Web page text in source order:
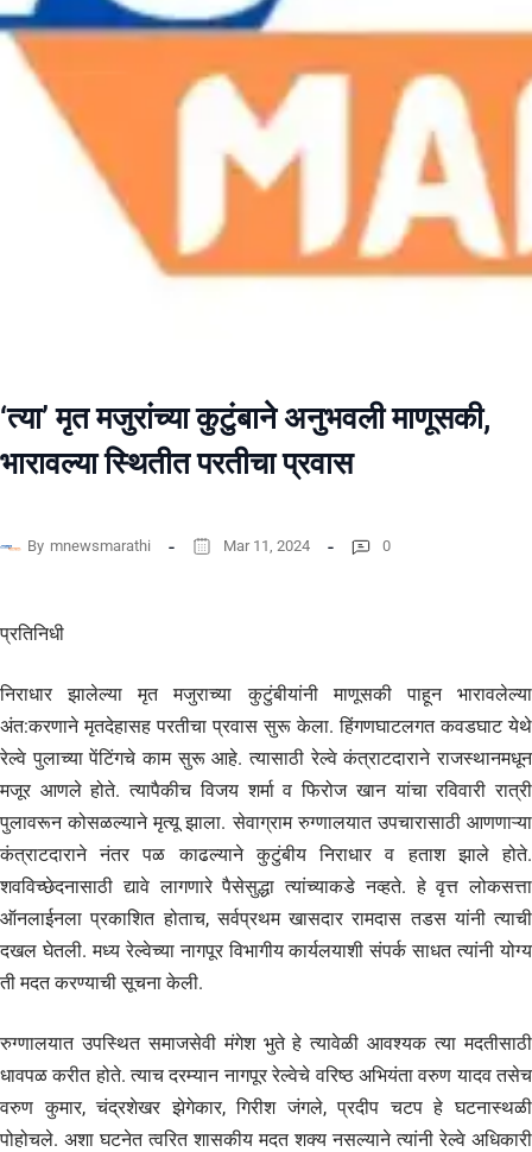
‘त्या’ मृत मजुरांच्या कुटुंबाने अनुभवली माणूसकी,
भारावल्या स्थितीत परतीचा प्रवास
By mnewsmarathi Mar 11, 2024 0
प्रतिनिधी
निराधार झालेल्या मृत मजुराच्या कुटुंबीयांनी माणूसकी पाहून भारावलेल्या
अंत:करणाने मृतदेहासह परतीचा प्रवास सुरू केला. हिंगणघाटलगत कवडघाट येथे
रेल्वे पुलाच्या पेंटिंगचे काम सुरू आहे. त्यासाठी रेल्वे कंत्राटदाराने राजस्थानमधून
मजूर आणले होते. त्यापैकीच विजय शर्मा व फिरोज खान यांचा रविवारी रात्री
पुलावरून कोसळल्याने मृत्यू झाला. सेवाग्राम रुग्णालयात उपचारासाठी आणणाऱ्या
कंत्राटदाराने नंतर पळ काढल्याने कुटुंबीय निराधार व हताश झाले होते.
शवविच्छेदनासाठी द्यावे लागणारे पैसेसुद्धा त्यांच्याकडे नव्हते. हे वृत्त लोकसत्ता
ऑनलाईनला प्रकाशित होताच, सर्वप्रथम खासदार रामदास तडस यांनी त्याची
दखल घेतली. मध्य रेल्वेच्या नागपूर विभागीय कार्यलयाशी संपर्क साधत त्यांनी योग्य
ती मदत करण्याची सूचना केली.
रुग्णालयात उपस्थित समाजसेवी मंगेश भुते हे त्यावेळी आवश्यक त्या मदतीसाठी
धावपळ करीत होते. त्याच दरम्यान नागपूर रेल्वेचे वरिष्ठ अभियंता वरुण यादव तसेच
वरुण कुमार, चंद्रशेखर झेगेकार, गिरीश जंगले, प्रदीप चटप हे घटनास्थळी
पोहोचले. अशा घटनेत त्वरित शासकीय मदत शक्य नसल्याने त्यांनी रेल्वे अधिकारी